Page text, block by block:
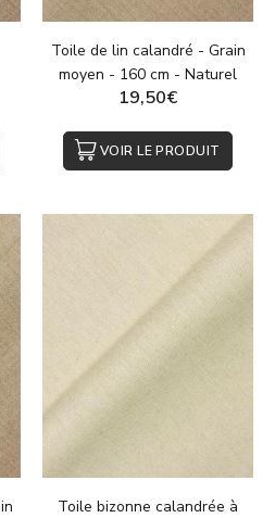
Toile de lin calandré - Grain
moyen - 160 cm - Naturel
19,50€
VOIR LE PRODUIT
Toile bizonne calandrée à